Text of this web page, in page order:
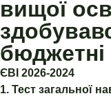
вищої
ЄВІ 2026-2024
1. Тест загальної